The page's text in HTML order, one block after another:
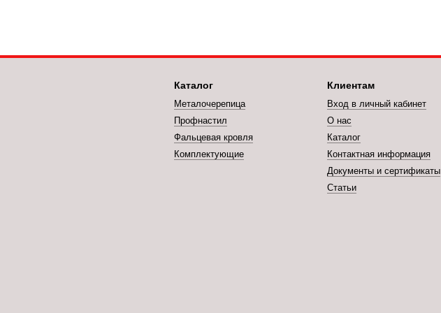
Каталог
Металочерепица
Профнастил
Фальцевая кровля
Комплектующие
Клиентам
Вход в личный кабинет
О нас
Каталог
Контактная информация
Документы и сертификаты
Статьи